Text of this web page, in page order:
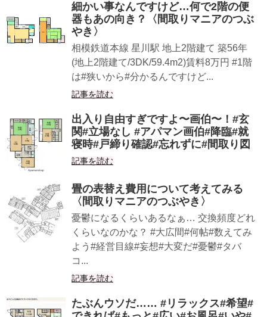
細かい事なんですけど…何で2階の便
器もあの向き？〈間取りマニアのつぶ
やき〉
相模鉄道本線 星川駅 地上2階建て 築56年
(地上2階建て/3DK/59.4m2)賃料8万円 #1階
は#狭いから#分かるんですけど...
記事を読む
出入り自由すぎですよ〜画伯〜！#玄
関#立場なし #アパマン画伯#降臨#就
寝時#戸締り確認#忘れずに#間取り図
記事を読む
畳の表替え費用について考えてみる
〈間取りマニアのつぶやき〉
憂鬱になるくらいあるなぁ… 交換頻度どれ
くらいなのかな？ #大広間#何帖#数えてみ
よう#経営目線#妄想#大変だ#憂鬱#タバ
コ...
記事を読む
たぶんウソだ…… #リラックス#希望#